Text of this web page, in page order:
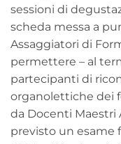
sessioni di
scheda messa a
Assaggiatori di
permettere – al
partecipanti di
organolettiche dei
da Docenti Maestri
previsto un esame